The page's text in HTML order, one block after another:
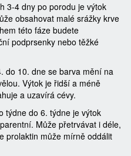
3-4 dny po porodu je výtok
obsahovat malé srážky krve
této fáze budete
podprsenky nebo těžké
do 10. dne se barva mění na
Výtok je řidší a méně
a uzavírá cévy.
týdne do 6. týdne je výtok
Může přetrvávat i déle,
prolaktin může mírně oddálit